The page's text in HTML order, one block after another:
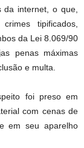
da internet, o que,
tipificados,
da Lei 8.069/90
penas máximas
e multa.
foi preso em
com cenas de
em seu aparelho